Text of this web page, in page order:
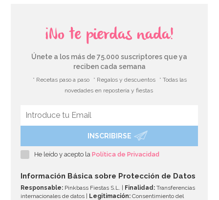
¡No te pierdas nada!
Únete a los más de 75.000 suscriptores que ya
reciben cada semana
* Recetas paso a paso * Regalos y descuentos
* Todas las
novedades en repostería y fiestas
INSCRIBIRSE
He leído y acepto laPolítica de Privacidad
Información Básica sobre Protección de Datos
Responsable: Pinkbass Fiestas S.L. | Finalidad: Transferencias
internacionales de datos |
Legitimación: Consentimiento del